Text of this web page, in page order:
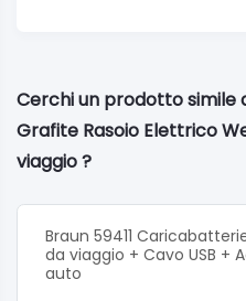
un bell’aspetto.
È per questo che Braun
rivestimento per i pettini
Rifinitore di precisione
Il rifinitore di precisione
scorre dal retro del
maggiore precisione le
Precision Head lock
Cerchi un prodotto simile
Grafite Rasoio Elettrico
viaggio ?
Braun 59411
da viaggio + Cavo USB +
auto